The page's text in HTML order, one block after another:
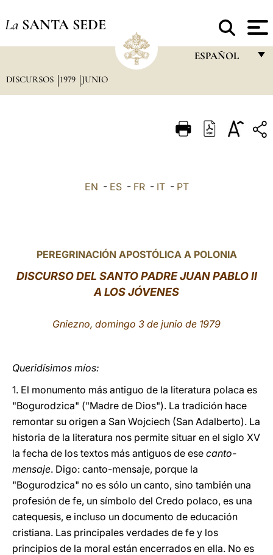
La SANTA SEDE
ESPAÑOL
ITALIANO
中文
DISCURSOS 1979 JUNIO
EN - ES- FR- IT- PT
PEREGRINACIÓN APOSTÓLICA A POLONIA
DISCURSODEL SANTO PADRE JUAN PABLO II
A LOS JÓVENES
Gniezno, domingo 3 de junio de 1979
Queridísimos míos:
1. El monumento más antiguo de la literatura polaca es
"Bogurodzica" ("Madre de Dios"). La tradición hace
remontar su origen a San Wojciech (San Adalberto). La
historia de la literatura nos permite situar en el siglo XV
la fecha de los textos más antiguos de ese canto-
mensaje. Digo: canto-mensaje, porque la
"Bogurodzica" no es sólo un canto, sino también una
profesión de fe, un símbolo del Credo polaco, es una
catequesis, e incluso un documento de educación
cristiana. Las principales verdades de fe y los
principios de la moral están encerrados en ella. No es